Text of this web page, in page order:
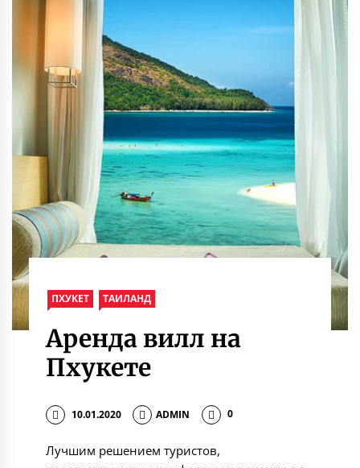
ПХУКЕТ ТАИЛАНД
Аренда вилл на
Пхукете
10.01.2020 ADMIN 0
Лучшим решением туристов,